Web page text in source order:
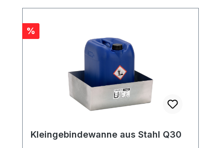
Rabatt
%
Kleingebindewanne aus Stahl Q30